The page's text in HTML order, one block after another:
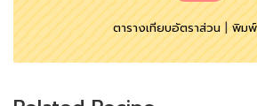
ตารางเทียบอัตราส่วน|พิม